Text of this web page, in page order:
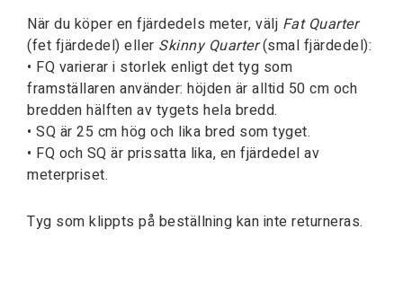
När du köper en fjärdedels meter, välj Fat Quarter
(fet fjärdedel) eller Skinny Quarter(smal fjärdedel):
• FQ varierar i storlek enligt det tyg som
framställaren använder: höjden är alltid 50 cm och
bredden hälften av tygets hela bredd.
• SQ är 25 cm hög och lika bred som tyget.
• FQ och SQ är prissatta lika, en fjärdedel av
meterpriset.
Tyg som klippts på beställning kan inte returneras.